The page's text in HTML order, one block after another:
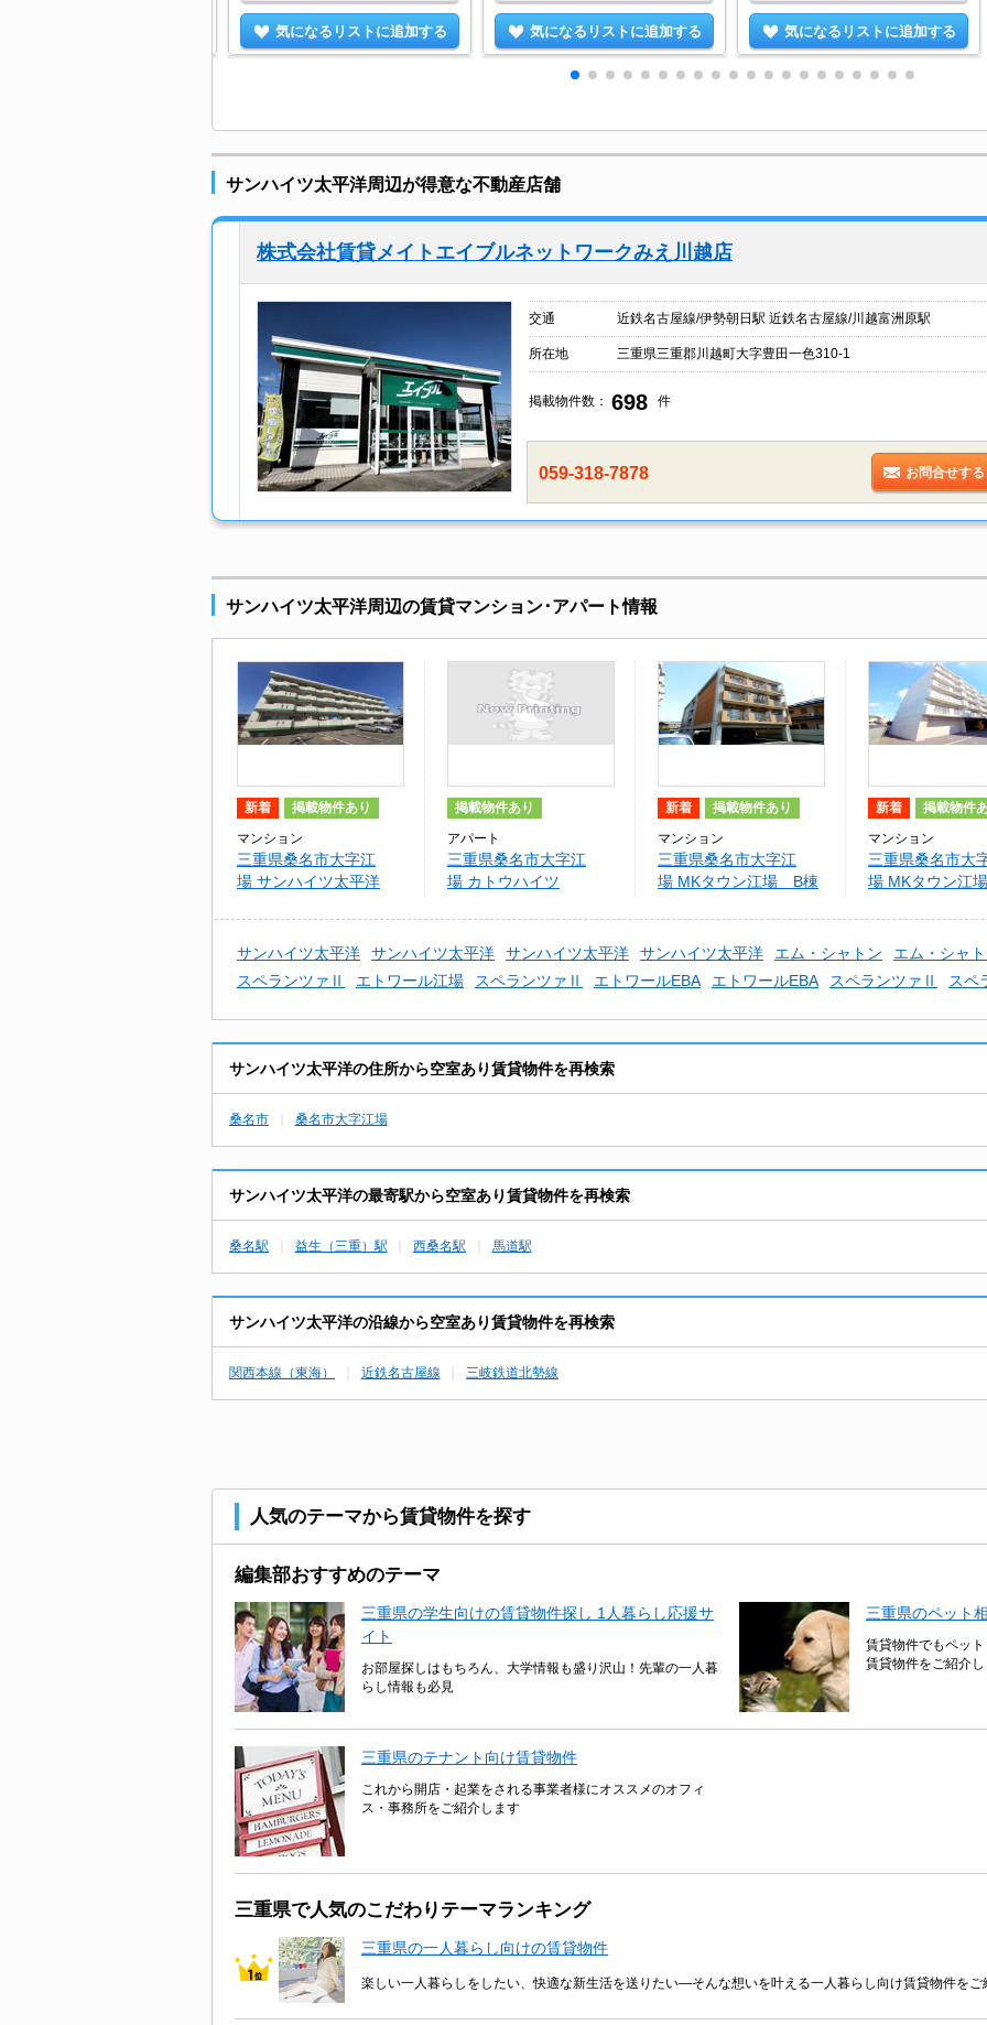
気になるリストに追加する 気になるリストに追加する 気になるリストに追加する
サンハイツ太平洋周辺が得意な不動産店舗
株式会社賃貸メイトエイブルネットワークみえ川越店
交通 近鉄名古屋線/伊勢朝日駅 近鉄名古屋線/川越富洲原駅
所在地 三重県三重郡川越町大字豊田一色310-1
掲載物件数： 698 件
059-318-7878 お問合せす
サンハイツ太平洋周辺の賃貸マンション･アパート情報
新着 掲載物件あり
マンション
三重県桑名市大字江
場 サンハイツ太平洋
掲載物件あり
アパート
三重県桑名市大字江
場 カトウハイツ
新着 掲載物件あり
マンション
三重県桑名市大字江
場 MKタウン江場 B棟
新着 掲載物件
マンション
三重県桑名市大
場 MKタウン江
サンハイツ太平洋 サンハイツ太平洋 サンハイツ太平洋 サンハイツ太平洋 エム・シャトン
エム・シャ
スペランツァⅡ
エトワール江場 スペランツァⅡ エトワールEBA エトワールEBA スペランツァⅡ スペ
サンハイツ太平洋の住所から空室あり賃貸物件を再検索
桑名市 桑名市大字江場
サンハイツ太平洋の最寄駅から空室あり賃貸物件を再検索
桑名駅 益生（三重）駅 西桑名駅 馬道駅
サンハイツ太平洋の沿線から空室あり賃貸物件を再検索
関西本線（東海） 近鉄名古屋線 三岐鉄道北勢線
人気のテーマから賃貸物件を探す
編集部おすすめのテーマ
三重県の学生向けの賃貸物件探し 1人暮らし応援サ
イト
お部屋探しはもちろん、大学情報も盛り沢山！先輩の一人暮
らし情報も必見
三重県のペット
賃貸物件でもペッ
賃貸物件をご紹介
三重県のテナント向け賃貸物件
これから開店・起業をされる事業者様にオススメのオフィ
ス・事務所をご紹介します
三重県で人気のこだわりテーマランキング
三重県の一人暮らし向けの賃貸物件
楽しい一人暮らしをしたい、快適な新生活を送りたい―そんな想いを叶える一人暮らし向け賃貸物件をご